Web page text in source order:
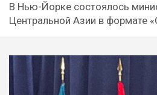
В Нью-Йорке состоялось
Центральной Азии в формате